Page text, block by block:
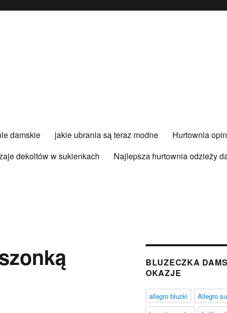
damskie jakie ubrania są teraz modne
Hurtownia
dekoltów w sukienkach
Najlepsza hurtownia odzieży
BLUZECZKA
OKAZJE
allegro bluzki
Allegro